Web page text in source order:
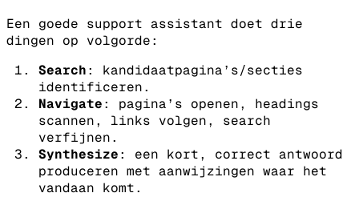
Een goede support assistant doet drie
dingen op volgorde:
Search: kandidaatpagina’s/secties
identificeren.
Navigate: pagina’s openen, headings
scannen, links volgen, search
verfijnen.
Synthesize: een kort, correct antwoord
produceren met aanwijzingen waar het
vandaan komt.